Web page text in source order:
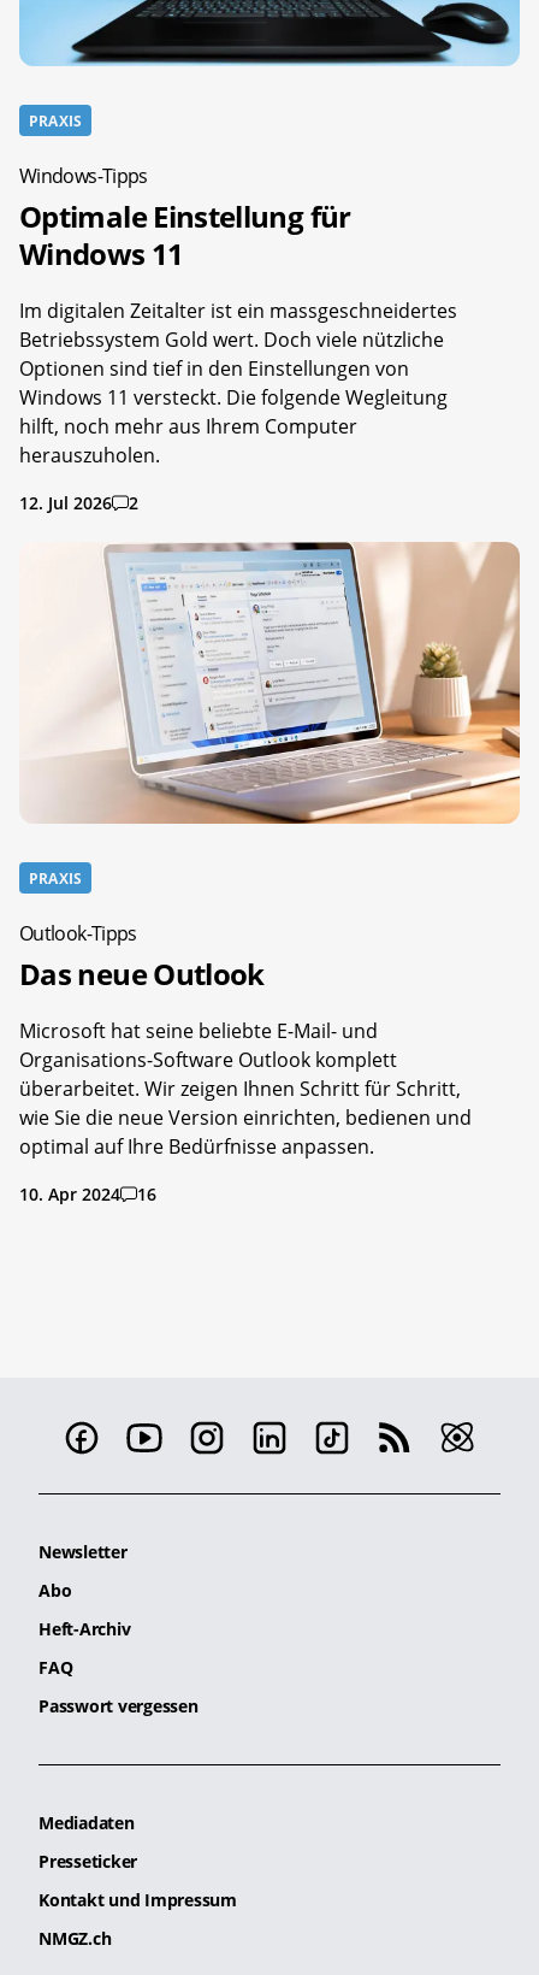
PRAXIS
Windows-Tipps
Optimale Einstellung für
Windows 11
Im digitalen Zeitalter ist ein massgeschneidertes
Betriebssystem Gold wert. Doch viele nützliche
Optionen sind tief in den Einstellungen von
Windows 11 versteckt. Die folgende Wegleitung
hilft, noch mehr aus Ihrem Computer
herauszuholen.
12. Jul 2026 2
PRAXIS
Outlook-Tipps
Das neue Outlook
Microsoft hat seine beliebte E-Mail- und
Organisations-Software Outlook komplett
überarbeitet. Wir zeigen Ihnen Schritt für Schritt,
wie Sie die neue Version einrichten, bedienen und
optimal auf Ihre Bedürfnisse anpassen.
10. Apr 2024 16
Newsletter
Abo
Heft-Archiv
FAQ
Passwort vergessen
Mediadaten
Presseticker
Kontakt und Impressum
NMGZ.ch